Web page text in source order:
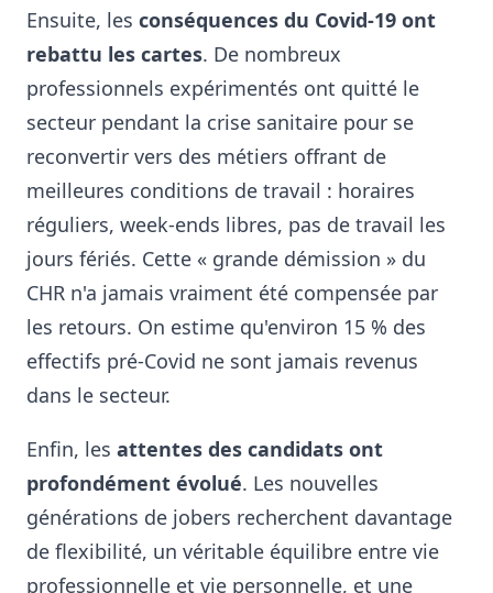
Ensuite, les conséquences du Covid-19 ont
rebattu les cartes. De nombreux
professionnels expérimentés ont quitté le
secteur pendant la crise sanitaire pour se
reconvertir vers des métiers offrant de
meilleures conditions de travail : horaires
réguliers, week-ends libres, pas de travail les
jours fériés. Cette « grande démission » du
CHR n'a jamais vraiment été compensée par
les retours. On estime qu'environ 15 % des
effectifs pré-Covid ne sont jamais revenus
dans le secteur.
Enfin, les attentes des candidats ont
profondément évolué. Les nouvelles
générations de jobers recherchent davantage
de flexibilité, un véritable équilibre entre vie
professionnelle et vie personnelle, et une